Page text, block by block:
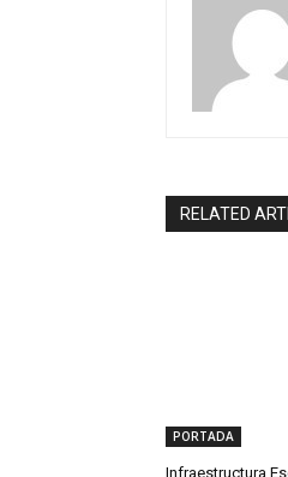
RELATED
PORTADA
Infraestructura